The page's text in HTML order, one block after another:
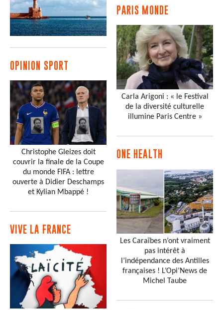
OPINION SPORT
Christophe Gleizes doit
couvrir la finale de la Coupe
du monde FIFA : lettre
ouverte à Didier Deschamps
et Kylian Mbappé !
VIVE LA FRANCE
PARIS MONDE
Carla Arigoni : « le Festival
de la diversité culturelle
illumine Paris Centre »
ONE HEALTH
Les Caraïbes n’ont vraiment
pas intérêt à
l’indépendance des Antilles
françaises ! L’Opi’News de
Michel Taube